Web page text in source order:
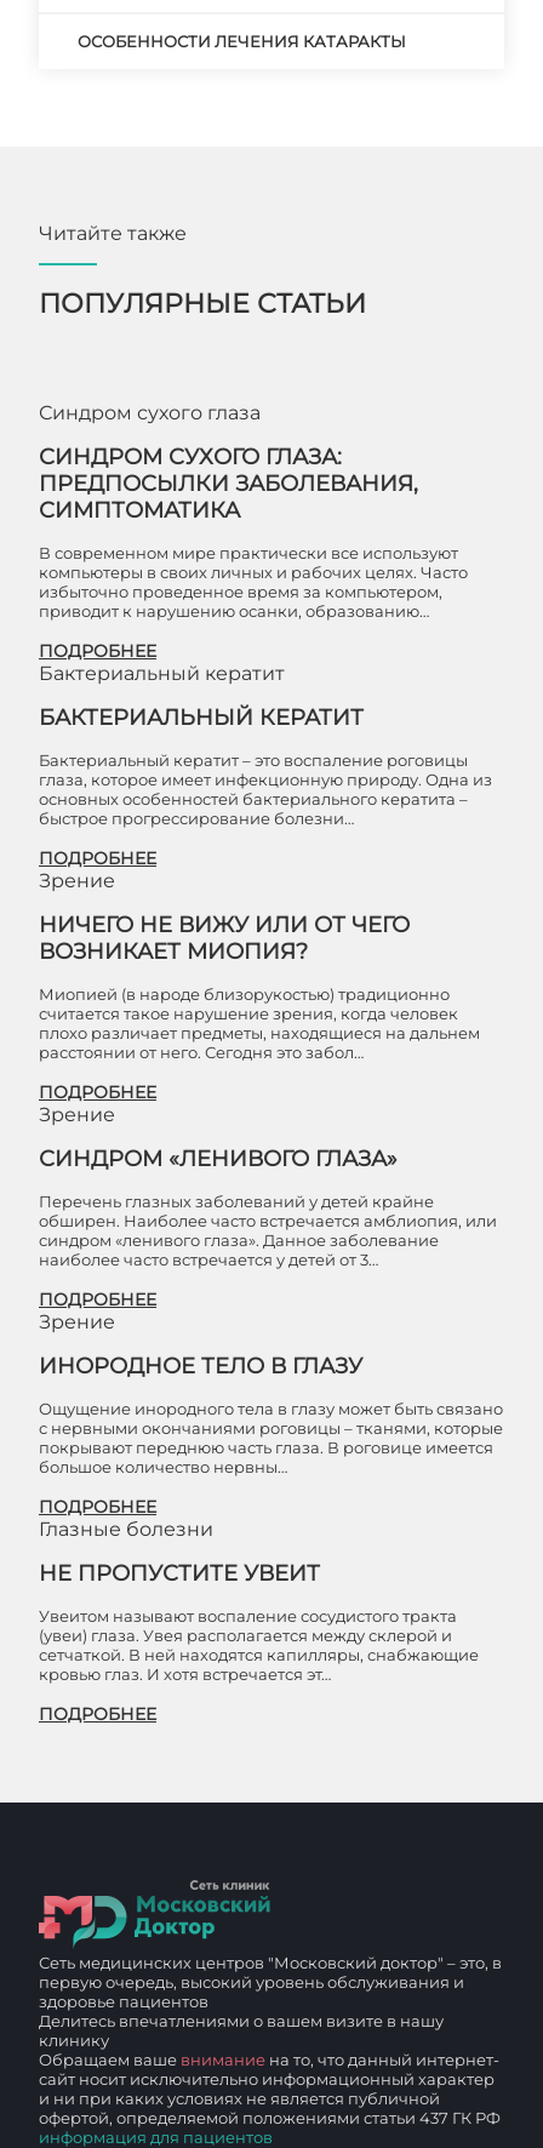
ОСОБЕННОСТИ ЛЕЧЕНИЯ КАТАРАКТЫ
Читайте также
ПОПУЛЯРНЫЕ СТАТЬИ
Синдром сухого глаза
СИНДРОМ СУХОГО ГЛАЗА:
ПРЕДПОСЫЛКИ ЗАБОЛЕВАНИЯ,
СИМПТОМАТИКА
В современном мире практически все используют
компьютеры в своих личных и рабочих целях. Часто
избыточно проведенное время за компьютером,
приводит к нарушению осанки, образованию…
ПОДРОБНЕЕ
Бактериальный кератит
БАКТЕРИАЛЬНЫЙ КЕРАТИТ
Бактериальный кератит – это воспаление роговицы
глаза, которое имеет инфекционную природу. Одна из
основных особенностей бактериального кератита –
быстрое прогрессирование болезни…
ПОДРОБНЕЕ
Зрение
НИЧЕГО НЕ ВИЖУ ИЛИ ОТ ЧЕГО
ВОЗНИКАЕТ МИОПИЯ?
Миопией (в народе близорукостью) традиционно
считается такое нарушение зрения, когда человек
плохо различает предметы, находящиеся на дальнем
расстоянии от него. Сегодня это забол…
ПОДРОБНЕЕ
Зрение
СИНДРОМ «ЛЕНИВОГО ГЛАЗА»
Перечень глазных заболеваний у детей крайне
обширен. Наиболее часто встречается амблиопия, или
синдром «ленивого глаза». Данное заболевание
наиболее часто встречается у детей от 3…
ПОДРОБНЕЕ
Зрение
ИНОРОДНОЕ ТЕЛО В ГЛАЗУ
Ощущение инородного тела в глазу может быть связано
с нервными окончаниями роговицы – тканями, которые
покрывают переднюю часть глаза. В роговице имеется
большое количество нервны…
ПОДРОБНЕЕ
Глазные болезни
НЕ ПРОПУСТИТЕ УВЕИТ
Увеитом называют воспаление сосудистого тракта
(увеи) глаза. Увея располагается между склерой и
сетчаткой. В ней находятся капилляры, снабжающие
кровью глаз. И хотя встречается эт…
ПОДРОБНЕЕ
Сеть медицинских центров "Московский доктор" – это, в
первую очередь, высокий уровень обслуживания и
здоровье пациентов
Делитесь впечатлениями о вашем визите в нашу
клинику
Обращаем ваше внимание на то, что данный интернет-
сайт носит исключительно информационный характер
и ни при каких условиях не является публичной
офертой, определяемой положениями статьи 437 ГК РФ
информация для пациентов